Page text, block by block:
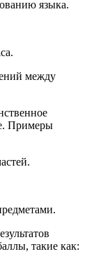
языка.
между
Примеры
такие как: